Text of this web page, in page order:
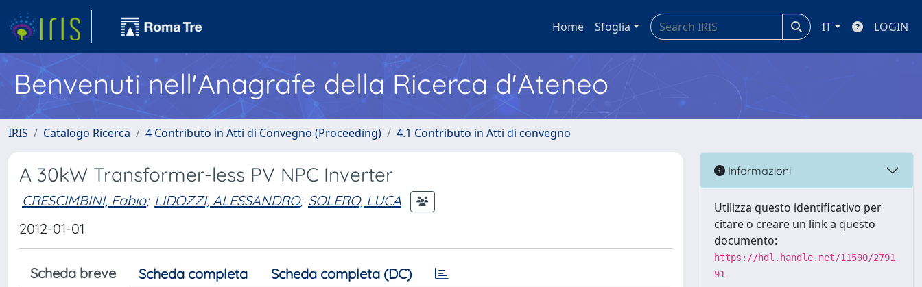
Home Sfoglia IT LOGIN
Benvenuti nell'Anagrafe della Ricerca d'Ateneo
IRIS Catalogo Ricerca 4 Contributo in Atti di Convegno (Proceeding) 4.1 Contributo in Atti di convegno
A 30kW Transformer-less PV NPC Inverter
CRESCIMBINI, Fabio; LIDOZZI, ALESSANDRO; SOLERO, LUCA
2012-01-01
Scheda breve Scheda completa Scheda completa (DC)
Informazioni
Utilizza questo identificativo per
citare o creare un link a questo
documento:
https://hdl.handle.net/11590/2791
91